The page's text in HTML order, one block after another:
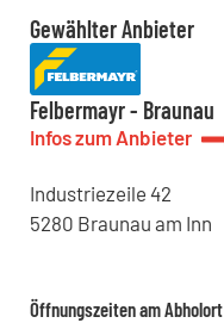
Gewählter Anbieter
Felbermayr - Braunau
Infos zum Anbieter
Industriezeile 42
5280 Braunau am Inn
Öffnungszeiten am Abholort